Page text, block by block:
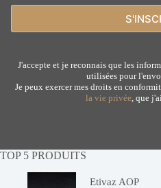
J'accepte et je reconnais que les
utilisées pour
Je peux exercer mes droits en
la vie privée, que
TOP 5 PRODUITS
Etivaz AOP